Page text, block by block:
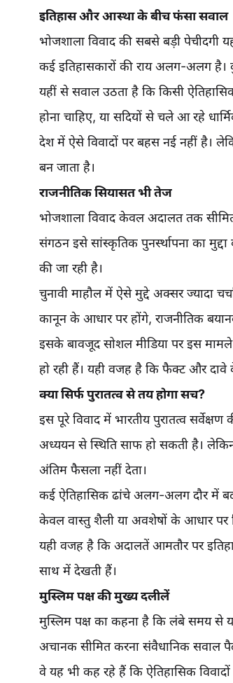
इतिहास और आस्था के बीच फंसा सवाल
भोजशाला विवाद की सबसे बड़ी पेचीदगी
कई इतिहासकारों की राय अलग-अलग है।
यहीं से सवाल उठता है कि किसी
होना चाहिए, या सदियों से चले आ रहे
देश में ऐसे विवादों पर बहस नई नहीं है।
बन जाता है।
राजनीतिक सियासत भी तेज
भोजशाला विवाद केवल अदालत तक
संगठन इसे सांस्कृतिक पुनर्स्थापना का
की जा रही है।
चुनावी माहौल में ऐसे मुद्दे अक्सर ज्यादा
कानून के आधार पर होंगे, राजनीतिक
इसके बावजूद सोशल मीडिया पर इस मामले
हो रही हैं। यही वजह है कि फैक्ट और
क्या सिर्फ पुरातत्व से तय होगा सच?
इस पूरे विवाद में भारतीय पुरातत्व
अध्ययन से स्थिति साफ हो सकती है।
अंतिम फैसला नहीं देता।
कई ऐतिहासिक ढांचे अलग-अलग दौर में
केवल वास्तु शैली या अवशेषों के आधार पर
यही वजह है कि अदालतें आमतौर पर
साथ में देखती हैं।
मुस्लिम पक्ष की मुख्य दलीलें
मुस्लिम पक्ष का कहना है कि लंबे समय से
अचानक सीमित करना संवैधानिक सवाल
वे यह भी कह रहे हैं कि ऐतिहासिक